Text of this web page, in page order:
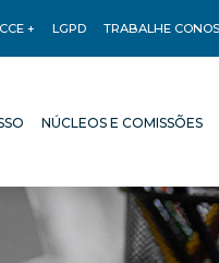
CCE + LGPD TRABALHE
NÚCLEOS E COMISSÕES